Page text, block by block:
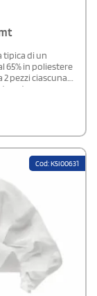
tipica di un
65% in poliestere
pezzi ciascuna.
articolo
Cod: K5I00631